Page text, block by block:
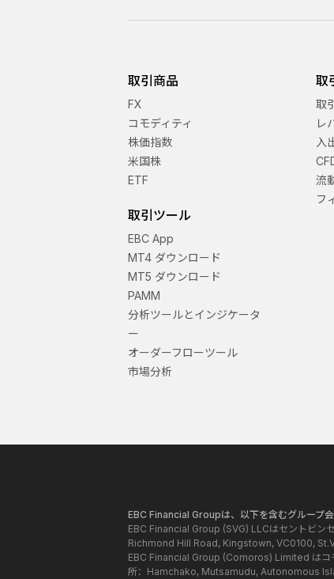
取引商品
FX
コモディティ
株価指数
米国株
ETF
取引ツール
EBC App
MT4 ダウンロード
MT5 ダウンロード
PAMM
分析ツールとインジケータ
ー
オーダーフローツール
市場分析
取
取
レ
入
流
フ
EBC Financial Groupは、以下を含むグループ
EBC Financial Group (SVG) LLCはセントビン
Richmond Hill Road, Kingstown, VC0100,
EBC Financial Group (Comoros) Limited はコ
所：Hamchako, Mutsamudu, Autonomous